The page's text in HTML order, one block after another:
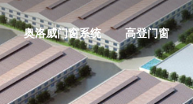
奥洛威门窗系统 高登门窗